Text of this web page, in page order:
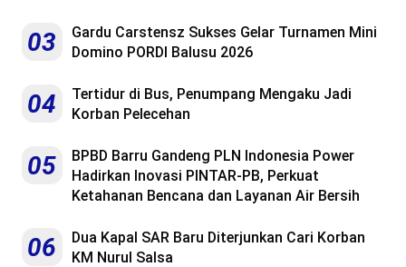
03
Gardu Carstensz Sukses Gelar Turnamen Mini
Domino PORDI Balusu 2026
04
Tertidur di Bus, Penumpang Mengaku Jadi
Korban Pelecehan
05
BPBD Barru Gandeng PLN Indonesia Power
Hadirkan Inovasi PINTAR-PB, Perkuat
Ketahanan Bencana dan Layanan Air Bersih
06
Dua Kapal SAR Baru Diterjunkan Cari Korban
KM Nurul Salsa